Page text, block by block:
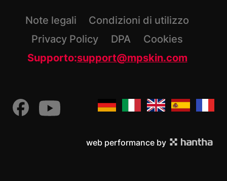
Note legali
Condizioni di utilizzo
Privacy Policy
DPA
Cookies
Supporto:support@mpskin.com
web performance by